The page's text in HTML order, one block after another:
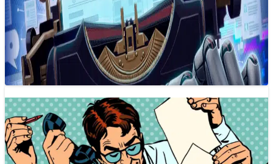
16/12/2024 09:20
AI không phải là một cỗ máy thay thế nhà báo, mà là một
công cụ đầy tiềm năng giúp tối ưu hóa…